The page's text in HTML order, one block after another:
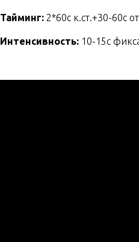
Тайминг: 2*60с к.ст.+30-60с
Интенсивность: 10-15c